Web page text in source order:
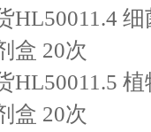
HL50011.4 细
盒 20次
HL50011.5 植
盒 20次